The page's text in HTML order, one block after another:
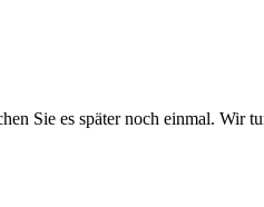
Sie es später noch einmal. Wir